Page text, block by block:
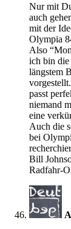
Nur mit
auch
mit der
Olympia
Also
ich bin die
längstem
passt
niemand
eine
Auch die
bei
Bill
Radfahr-